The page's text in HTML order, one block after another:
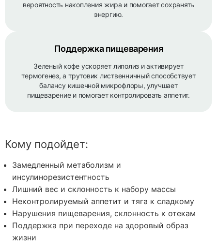
вероятность накопления жира и помогает сохранять
энергию.
Поддержка пищеварения
Зеленый кофе ускоряет липолиз и активирует
термогенез, а трутовик лиственничный способствует
балансу кишечной микрофлоры, улучшает
пищеварение и помогает контролировать аппетит.
Кому подойдет:
Замедленный метаболизм и
инсулинорезистентность
Лишний вес и склонность к набору массы
Неконтролируемый аппетит и тяга к сладкому
Нарушения пищеварения, склонность к отекам
Поддержка при переходе на здоровый образ
жизни